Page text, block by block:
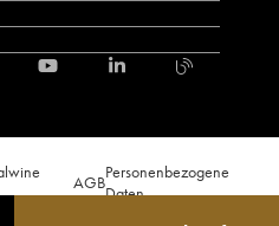
AGBPersonenbezogene
Daten